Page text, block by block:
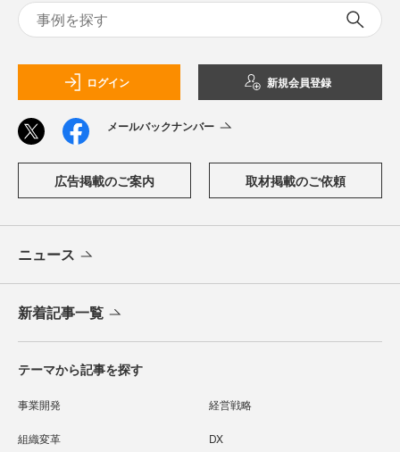
ログイン 新規会員登録
メールバックナンバー
広告掲載のご案内 取材掲載のご依頼
ニュース
新着記事一覧
テーマから記事を探す
事業開発 経営戦略
組織変革 DX